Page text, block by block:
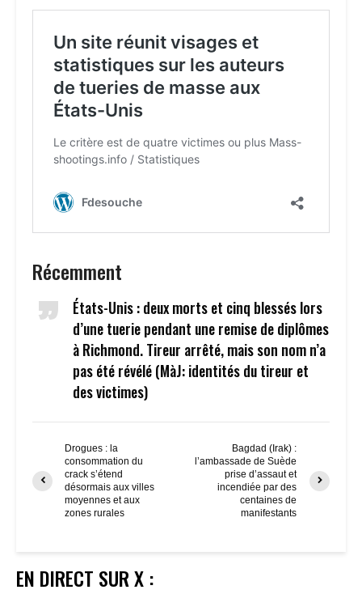
Récemment
États-Unis : deux morts et cinq blessés lors
d’une tuerie pendant une remise de diplômes
à Richmond. Tireur arrêté, mais son nom n’a
pas été révélé (MàJ: identités du tireur et
des victimes)
Drogues : la
consommation du
crack s’étend
désormais aux villes
moyennes et aux
zones rurales
Bagdad (Irak) :
l’ambassade de Suède
prise d’assaut et
incendiée par des
centaines de
manifestants
EN DIRECT SUR X :